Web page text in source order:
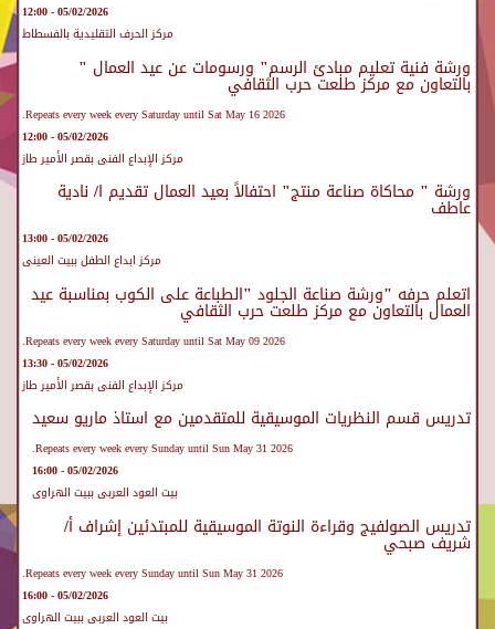
05/02/2026 - 12:00
مركز الحرف التقليدية بالفسطاط
ورشة فنية تعليم مبادئ الرسم" ورسومات عن عيد العمال "
بالتعاون مع مركز طلعت حرب الثقافي
Repeats every week every Saturday until Sat May 16 2026.
05/02/2026 - 12:00
مركز الإبداع الفنى بقصر الأمير طاز
ورشة " محاكاة صناعة منتج" احتفالاً بعيد العمال تقديم ا/ نادية
عاطف
05/02/2026 - 13:00
مركز ابداع الطفل ببيت العينى
اتعلم حرفه "ورشة صناعة الجلود "الطباعة على الكوب بمناسبة عيد
العمال بالتعاون مع مركز طلعت حرب الثقافي
Repeats every week every Saturday until Sat May 09 2026.
05/02/2026 - 13:30
مركز الإبداع الفنى بقصر الأمير طاز
تدريس قسم النظريات الموسيقية للمتقدمين مع استاذ ماريو سعيد
Repeats every week every Sunday until Sun May 31 2026.
05/02/2026 - 16:00
بيت العود العربى ببيت الهراوى
تدريس الصولفيج وقراءة النوتة الموسيقية للمبتدئين إشراف أ/
شريف صبحي
Repeats every week every Sunday until Sun May 31 2026.
05/02/2026 - 16:00
بيت العود العربى ببيت الهراوى